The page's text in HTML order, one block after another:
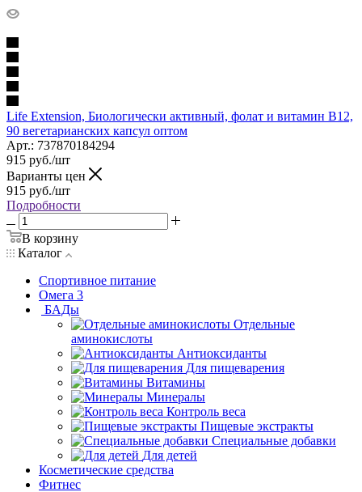
Life Extension, Биологически активный, фолат и витамин B12,
90 вегетарианских капсул оптом
Арт.: 737870184294
915 руб./шт
Варианты цен
915 руб./шт
Подробности
В корзину
Каталог
Спортивное питание
Омега 3
БАДы
Отдельные
аминокислоты
Антиоксиданты
Для пищеварения
Витамины
Минералы
Контроль веса
Пищевые экстракты
Специальные добавки
Для детей
Косметические средства
Фитнес